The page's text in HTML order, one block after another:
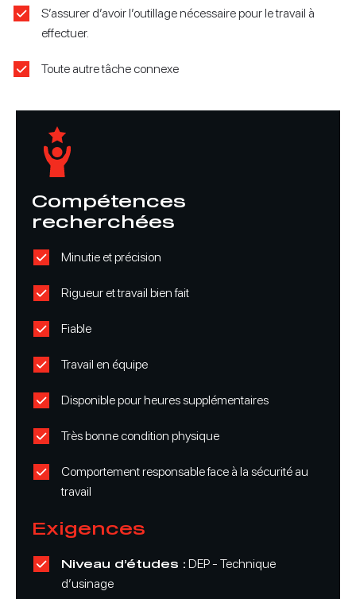
S’assurer d’avoir l’outillage nécessaire pour le travail à
effectuer.
Toute autre tâche connexe
Compétences
recherchées
Minutie et précision
Rigueur et travail bien fait
Fiable
Travail en équipe
Disponible pour heures supplémentaires
Très bonne condition physique
Comportement responsable face à la sécurité au
travail
Exigences
Niveau d’études : DEP - Technique
d’usinage